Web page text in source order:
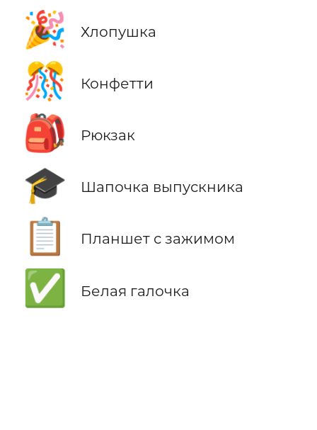
🎉 Хлопушка
🎊 Конфетти
🎒 Рюкзак
🎓 Шапочка выпускника
📋 Планшет с зажимом
✅ Белая галочка